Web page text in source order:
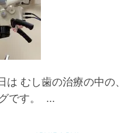
むし歯の治療の中の、
です。 ...